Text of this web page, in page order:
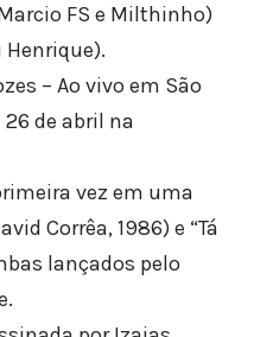
FS e Milthinho)
– Ao vivo em São
de abril na
vez em uma
Corrêa, 1986) e “Tá
lançados pelo